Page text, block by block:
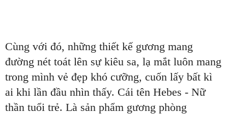
Cùng với đó, những thiết kế gương mang
đường nét toát lên sự kiêu sa, lạ mắt luôn mang
trong mình vẻ đẹp khó cưỡng, cuốn lấy bất kì
ai khi lần đầu nhìn thấy. Cái tên Hebes - Nữ
thần tuổi trẻ. Là sản phẩm gương phòng